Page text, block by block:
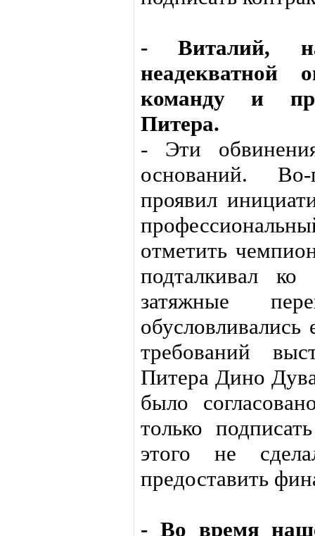
- Виталий,
неадекватной
команду и
Питера.
- Эти
оснований.
проявил
отметить
подталкивал
затяжные
требований
Питера Дино
было
только
этого не
предоставить
- Во время